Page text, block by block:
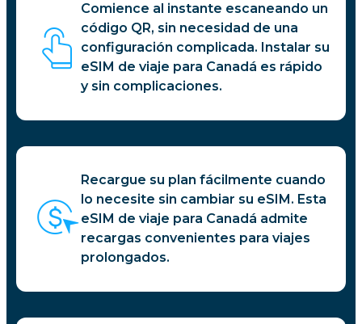
Comience al instante escaneando un
código QR, sin necesidad de una
configuración complicada. Instalar su
eSIM de viaje para Canadá es rápido
y sin complicaciones.
Recargue su plan fácilmente cuando
lo necesite sin cambiar su eSIM. Esta
eSIM de viaje para Canadá admite
recargas convenientes para viajes
prolongados.